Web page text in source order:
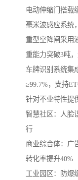
电动伸缩门搭载
毫米波感应系统
重型空降闸采用
重能力突破3吨
车牌识别系统集
≥99.7%，支持
针对不业特性提
智慧社区‌：人脸
行
商业综合体‌：广
转化率提升40%
工业园区‌：防爆